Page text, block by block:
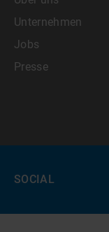
Unternehmen
Jobs
Presse
SOCIAL